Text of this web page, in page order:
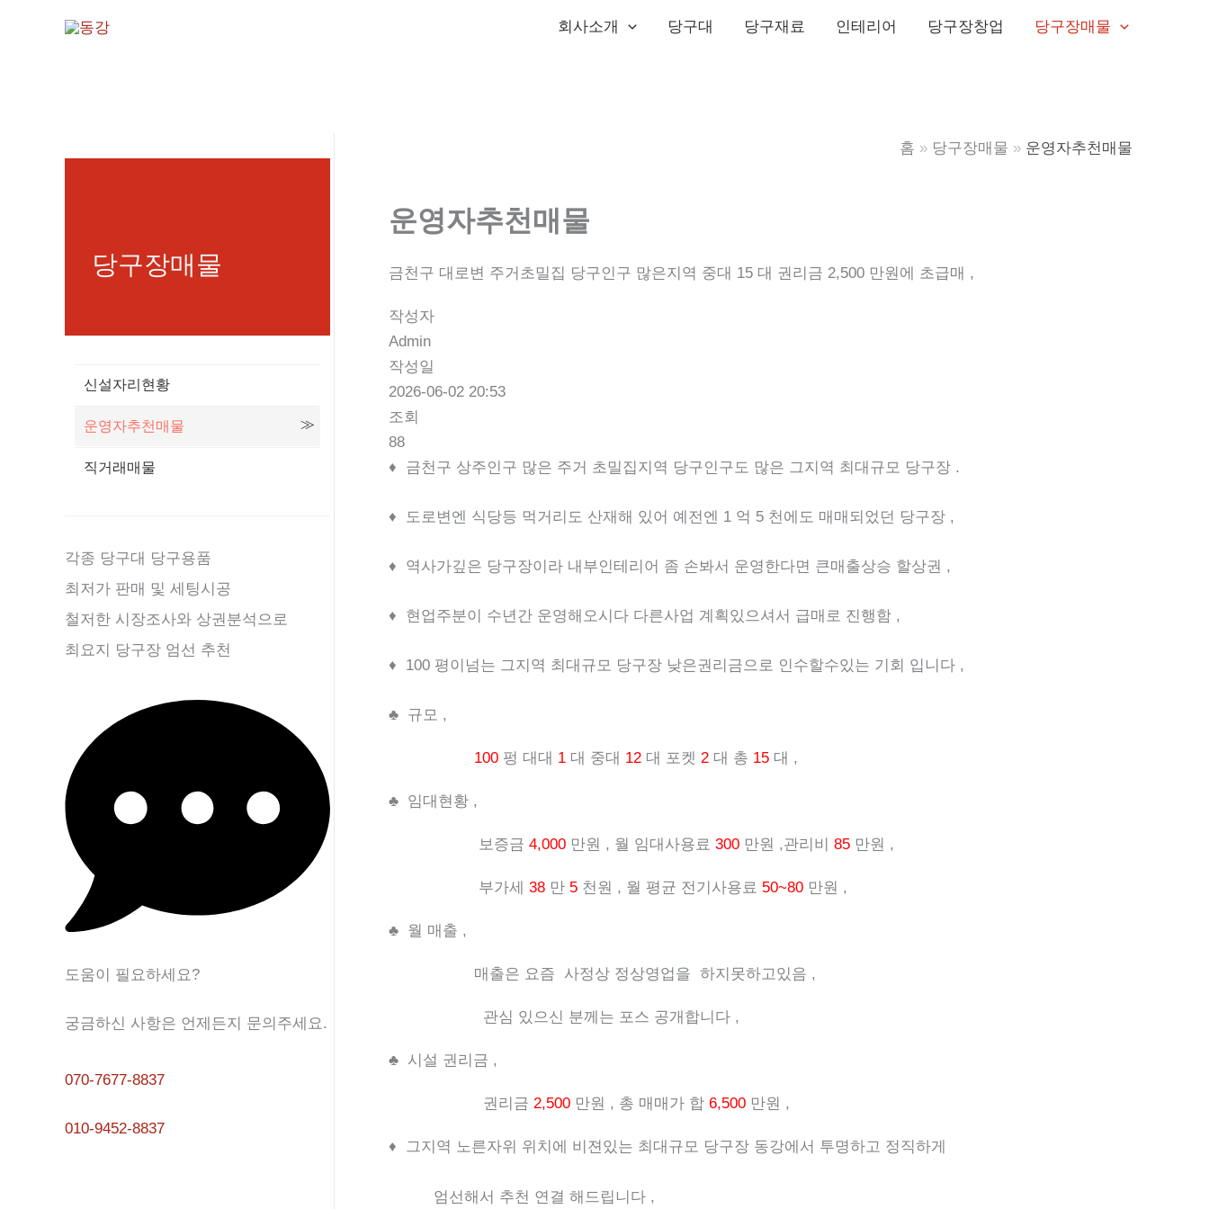
회사소개 당구대 당구재료 인테리어 당구장창업 당구장매물
당구장매물
신설자리현황
운영자추천매물
직거래매물
각종 당구대 당구용품
최저가 판매 및 세팅시공
철저한 시장조사와 상권분석으로
최요지 당구장 엄선 추천
도움이 필요하세요?
궁금하신 사항은 언제든지 문의주세요.
070-7677-8837
010-9452-8837
홈 당구장매물 운영자추천매물
운영자추천매물
금천구 대로변 주거초밀집 당구인구 많은지역 중대 15 대 권리금 2,500 만원에 초급매 ,
작성자
Admin
작성일
2026-06-02 20:53
조회
88
♦ 금천구 상주인구 많은 주거 초밀집지역 당구인구도 많은 그지역 최대규모 당구장 .
♦ 도로변엔 식당등 먹거리도 산재해 있어 예전엔 1 억 5 천에도 매매되었던 당구장 ,
♦ 역사가깊은 당구장이라 내부인테리어 좀 손봐서 운영한다면 큰매출상승 할상권 ,
♦ 현업주분이 수년간 운영해오시다 다른사업 계획있으셔서 급매로 진행함 ,
♦ 100 평이넘는 그지역 최대규모 당구장 낮은권리금으로 인수할수있는 기회 입니다 ,
♣ 규모 ,
100 펑 대대 1 대 중대 12 대 포켓 2 대 총 15 대 ,
♣ 임대현황 ,
보증금 4,000 만원 , 월 임대사용료 300 만원 ,관리비 85 만원 ,
부가세 38 만 5 천원 , 월 평균 전기사용료 50~80 만원 ,
♣ 월 매출 ,
매출은 요즘 사정상 정상영업을 하지못하고있음 ,
관심 있으신 분께는 포스 공개합니다 ,
♣ 시설 권리금 ,
권리금 2,500 만원 , 총 매매가 합 6,500 만원 ,
♦ 그지역 노른자위 위치에 비젼있는 최대규모 당구장 동강에서 투명하고 정직하게
엄선해서 추천 연결 해드립니다 ,